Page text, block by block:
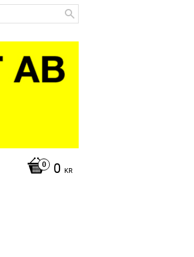
0 KR